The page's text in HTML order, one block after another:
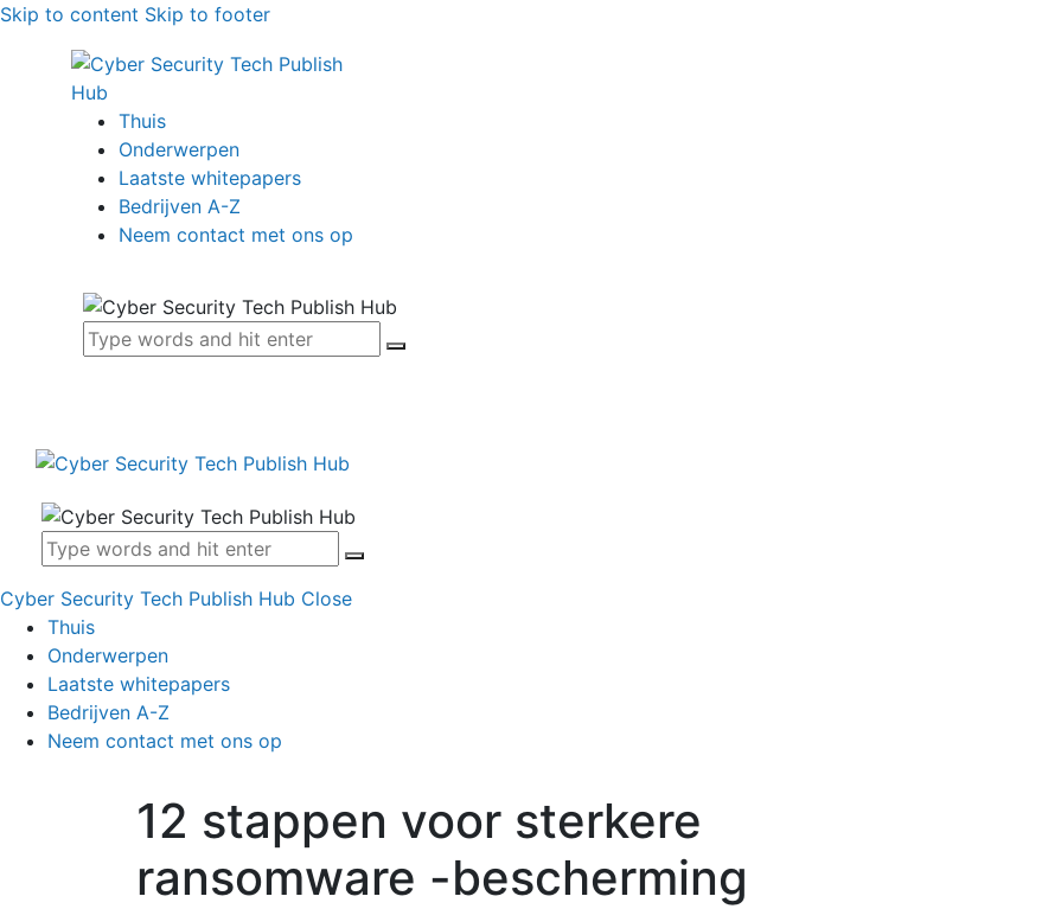
Skip to content Skip to footer
Thuis
Onderwerpen
Laatste whitepapers
Bedrijven A-Z
Neem contact met ons op
Cyber Security Tech Publish Hub Close
Thuis
Onderwerpen
Laatste whitepapers
Bedrijven A-Z
Neem contact met ons op
12 stappen voor sterkere
ransomware -bescherming